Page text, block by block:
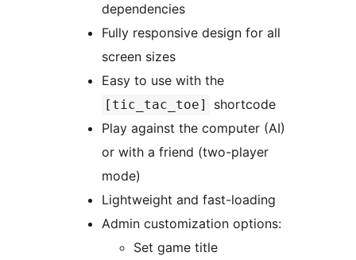
dependencies
Fully responsive design for all
screen sizes
Easy to use with the
[tic_tac_toe]
shortcode
Play against the computer (AI)
or with a friend (two-player
mode)
Lightweight and fast-loading
Admin customization options:
Set game title